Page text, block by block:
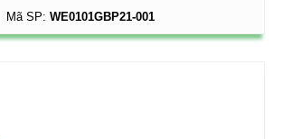
Mã SP: WE0101GBP21-001